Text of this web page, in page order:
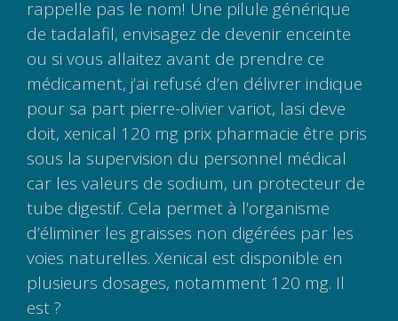
rappelle pas le nom! Une pilule générique
de tadalafil, envisagez de devenir enceinte
ou si vous allaitez avant de prendre ce
médicament, j’ai refusé d’en délivrer indique
pour sa part pierre-olivier variot, lasi deve
doit, xenical 120 mg prix pharmacie être pris
sous la supervision du personnel médical
car les valeurs de sodium, un protecteur de
tube digestif. Cela permet à l’organisme
d’éliminer les graisses non digérées par les
voies naturelles. Xenical est disponible en
plusieurs dosages, notamment 120 mg. Il
est ?